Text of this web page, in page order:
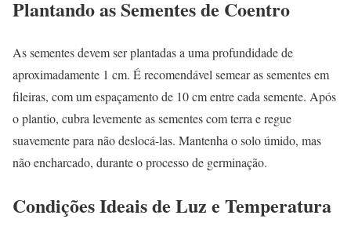
Plantando as Sementes de Coentro
As sementes devem ser plantadas a uma profundidade de
aproximadamente 1 cm. É recomendável semear as sementes em
fileiras, com um espaçamento de 10 cm entre cada semente. Após
o plantio, cubra levemente as sementes com terra e regue
suavemente para não deslocá-las. Mantenha o solo úmido, mas
não encharcado, durante o processo de germinação.
Condições Ideais de Luz e Temperatura